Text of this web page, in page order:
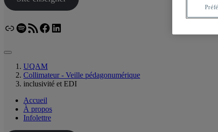
LienSpotify
Flux RSSFacebook
LinkedIn
UQAM
Collimateur - Veille pédagonumérique
inclusivité et EDI
Accueil
À propos
Infolettre